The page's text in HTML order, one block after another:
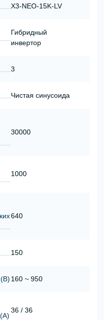
X3-NEO-15K-LV
Гибридный
инвертор
3
Чистая синусоида
30000
1000
640
150
160 ~ 950
36 / 36